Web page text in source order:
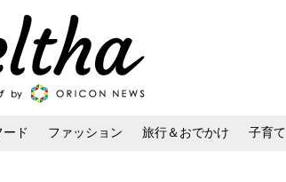
ード ファッション 旅行＆おでかけ 子育て